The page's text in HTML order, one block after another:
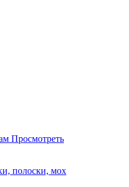
Просмотреть
полоски, мох